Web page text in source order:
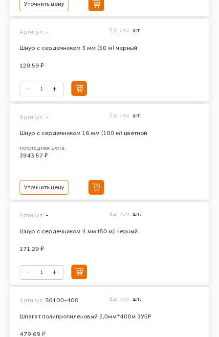
Уточнить цену
Шнур с сердечником 3 мм (50 м) черный
Артикул: - Ед. изм. шт.
128.59 ₽
Шнур с сердечником 16 мм (100 м) цветной
Артикул: - Ед. изм. шт.
последняя цена:
3943.57 ₽
Уточнить цену
Шнур с сердечником 4 мм (50 м) черный
Артикул: - Ед. изм. шт.
171.29 ₽
Шпагат полипропиленовый 2,0мм*400м ЗУБР
Артикул: 50100-400 Ед. изм. шт.
479.69 ₽